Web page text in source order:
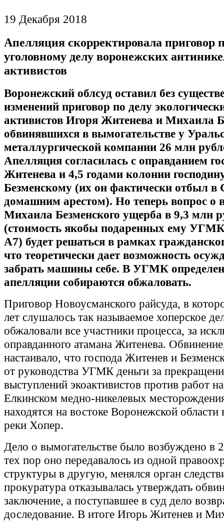
19 Декабря 2018
Апелляция скорректировала приговор
уголовному делу воронежских
активистов
Воронежский облсуд оставил без
изменений приговор по делу
активистов Игоря Житенева и Михаила
обвинявшихся в вымогательстве у
металлургической компании 26 млн
Апелляция согласилась с оправданием
Житенева и 4,5 годами колонии
Безменскому (их он фактически отбыл
домашним арестом). Но теперь вопрос о
Михаила Безменского ущерба в 9,3 млн
(стоимость якобы подаренных ему
A7) будет решаться в рамках
что теоретически дает возможность
забрать машины себе. В УГМК
апелляции собираются обжаловать.
Приговор Новоусманского райсуда, в
лет слушалось так называемое хоперское
обжаловали все участники процесса, за
оправданного атамана Житенева.
настаивало, что господа Житенев и
от руководства УГМК деньги за
выступлений экоактивистов против работ
Елкинском медно-никелевых
находятся на востоке Воронежской области
реки Хопер.
Дело о вымогательстве было возбуждено в
тех пор оно передавалось из одной
структуры в другую, менялся орган
прокуратура отказывалась утверждать
заключение, а поступавшее в суд дело
доследование. В итоге Игорь Житенев и